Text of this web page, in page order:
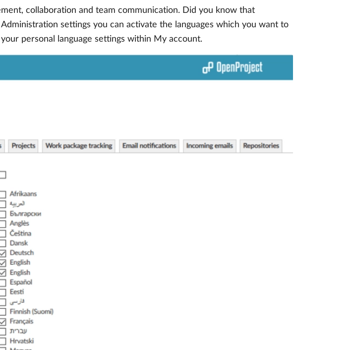
collaboration and team communication. Did you know that
settings you can activate the languages which you want to
personal language settings within My account.